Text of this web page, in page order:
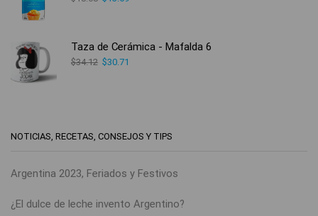
Taza de Cerámica - Mafalda 6
$34.12 $30.71
NOTICIAS, RECETAS, CONSEJOS Y TIPS
Argentina 2023, Feriados y Festivos
¿El dulce de leche invento Argentino?